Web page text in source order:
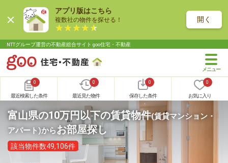
アプリ版はこちら
複数社の物件を探せる！ 開く
NTTグループ運営の不動産総合サイト goo住宅・不動産
0
最近検索した条件
0
最近見た物件
0
保存した条件
0
お気に入り
富山県の10万円以下の賃貸物件(賃貸マンション・
アパート)からお部屋探し
該当物件数49,106件